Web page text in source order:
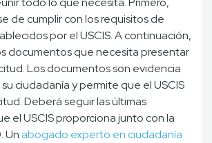
de cumplir con los requisitos de
por el USCIS. A continuación,
documentos que necesita presentar
Los documentos son evidencia
ciudadanía y permite que el USCIS
Deberá seguir las últimas
el USCIS proporciona junto con la
Un abogado experto en ciudadanía